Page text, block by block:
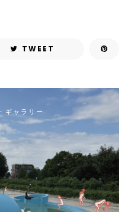
TWEET
ギャラリー